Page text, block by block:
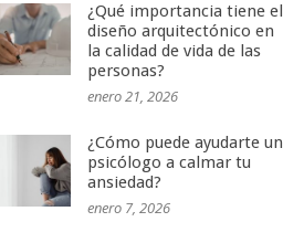
¿Qué importancia tiene el
diseño arquitectónico en
la calidad de vida de las
personas?
enero 21, 2026
¿Cómo puede ayudarte un
psicólogo a calmar tu
ansiedad?
enero 7, 2026